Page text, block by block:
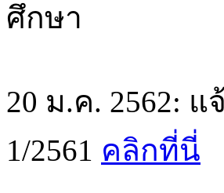
ศึกษา
20 ม.ค. 2562:
1/2561 คลิกที่นี่